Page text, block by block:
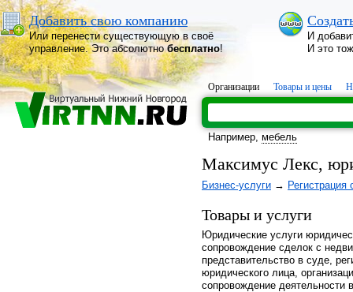
Добавить свою компанию
Или перенести существующую в своё
управление. Это абсолютнобесплатно!
И
И это
Организации Товары и цены
Например, мебель
Максимус Лекс,
Бизнес-услуги → Регистрация
Товары и услуги
Юридические услуги
сопровождение сделок с
представительство в суде,
юридического лица,
сопровождение деятельности